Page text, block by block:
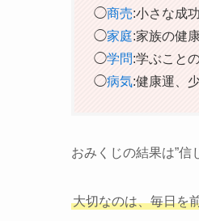
◯商売:小さな成
◯家庭:家族の健
◯学問:学ぶこと
◯病気:健康運、
おみくじの結果は”信
大切なのは、毎日を